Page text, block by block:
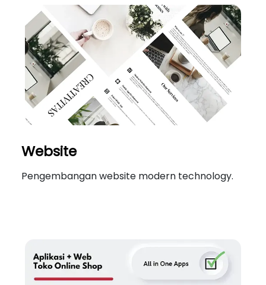
Website
Pengembangan website modern technology.